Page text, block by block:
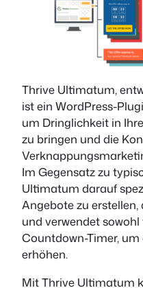
Thrive Ultimatum,
ist ein WordPress-
um Dringlichkeit in
zu bringen und die
Im Gegensatz zu
Ultimatum darauf
Angebote zu
und verwendet
Countdown-Timer,
erhöhen.
Mit Thrive Ultimatum